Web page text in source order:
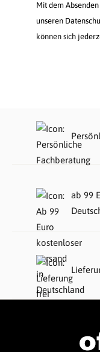
Mit dem
unseren
können sich
ab 99